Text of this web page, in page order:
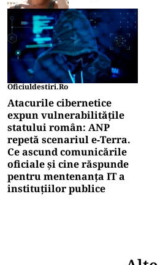
Oficiuldestiri.ro
Atacurile cibernetice
expun vulnerabilitățile
statului român: ANP
repetă scenariul e‑Terra.
Ce ascund comunicările
oficiale și cine răspunde
pentru mentenanța IT a
instituțiilor publice